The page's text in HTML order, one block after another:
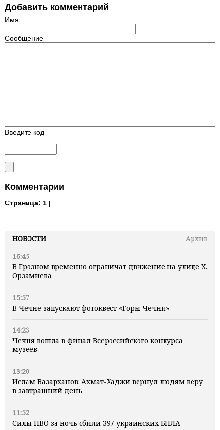
НОВОСТИ
Архив
16:45
В Грозном временно ограничат движение на улице Х.
Орзамиева
15:57
В Чечне запускают фотоквест «Горы Чечни»
14:23
Чечня вошла в финал Всероссийского конкурса
музеев
13:20
Ислам Вазарханов: Ахмат-Хаджи вернул людям веру
в завтрашний день
11:52
Силы ПВО за ночь сбили 397 украинских БПЛА
Добавить комментарий
Имя
Сообщение
Введите код
Комментарии
Страница: 1 |